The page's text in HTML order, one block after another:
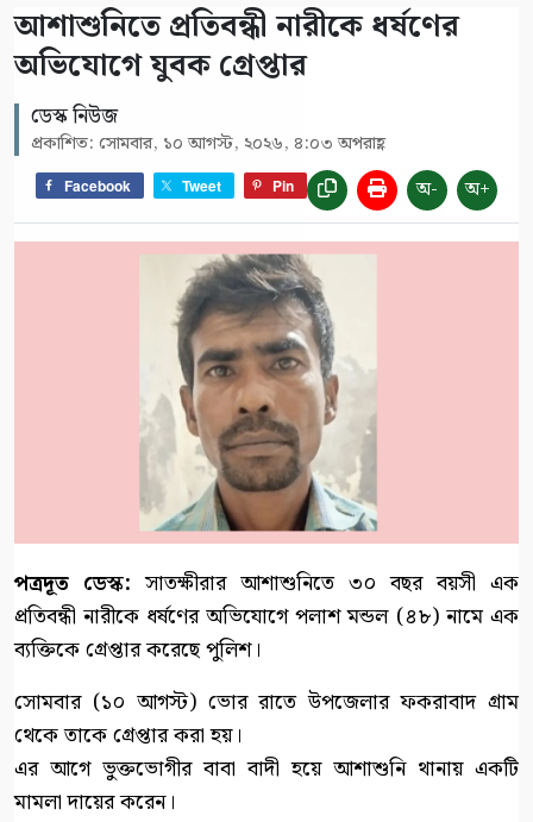
আশাশুনিতে প্রতিবন্ধী নারীকে ধর্ষণের
অভিযোগে যুবক গ্রেপ্তার
ডেস্ক নিউজ
প্রকাশিত: সোমবার, ১০ আগস্ট, ২০২৬, ৪:০৩ অপরাহ্ণ
Facebook Tweet Pin অ- অ+
পত্রদূত ডেস্ক: সাতক্ষীরার আশাশুনিতে ৩০ বছর বয়সী এক
প্রতিবন্ধী নারীকে ধর্ষণের অভিযোগে পলাশ মন্ডল (৪৮) নামে এক
ব্যক্তিকে গ্রেপ্তার করেছে পুলিশ।
সোমবার (১০ আগস্ট) ভোর রাতে উপজেলার ফকরাবাদ গ্রাম
থেকে তাকে গ্রেপ্তার করা হয়।
এর আগে ভুক্তভোগীর বাবা বাদী হয়ে আশাশুনি থানায় একটি
মামলা দায়ের করেন।